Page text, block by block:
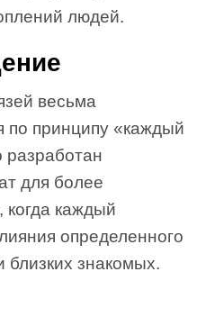
людей.
весьма
по принципу «каждый
для более
когда каждый
определенного
близких знакомых.